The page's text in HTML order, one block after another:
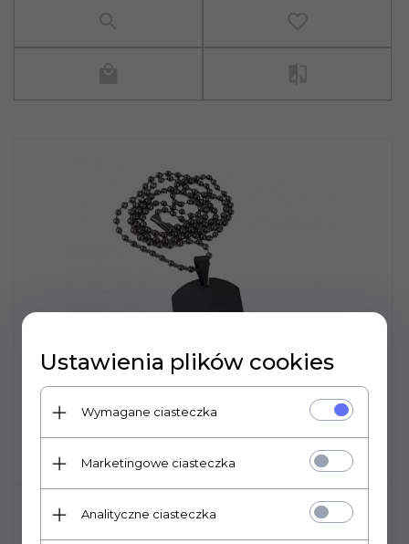
NIEŚMIERTELNIK ZAWIESZKA
STAL+ŁAŃCUSZEK 50CM+GRAWER
Ustawienia plików cookies
Wymagane ciasteczka
Marketingowe ciasteczka
Analityczne ciasteczka